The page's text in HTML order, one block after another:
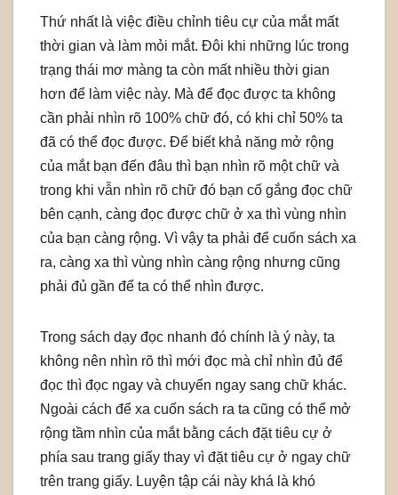
Thứ nhất là việc điều chỉnh tiêu cự của mắt mất
thời gian và làm mỏi mắt. Đôi khi những lúc trong
trạng thái mơ màng ta còn mất nhiều thời gian
hơn để làm việc này. Mà để đọc được ta không
cần phải nhìn rõ 100% chữ đó, có khi chỉ 50% ta
đã có thể đọc được. Để biết khả năng mở rộng
của mắt bạn đến đâu thì bạn nhìn rõ một chữ và
trong khi vẫn nhìn rõ chữ đó bạn cố gắng đọc chữ
bên cạnh, càng đọc được chữ ở xa thì vùng nhìn
của bạn càng rộng. Vì vậy ta phải để cuốn sách xa
ra, càng xa thì vùng nhìn càng rộng nhưng cũng
phải đủ gần để ta có thể nhìn được.
Trong sách dạy đọc nhanh đó chính là ý này, ta
không nên nhìn rõ thì mới đọc mà chỉ nhìn đủ để
đọc thì đọc ngay và chuyển ngay sang chữ khác.
Ngoài cách để xa cuốn sách ra ta cũng có thể mở
rộng tầm nhìn của mắt bằng cách đặt tiêu cự ở
phía sau trang giấy thay vì đặt tiêu cự ở ngay chữ
trên trang giấy. Luyện tập cái này khá là khó